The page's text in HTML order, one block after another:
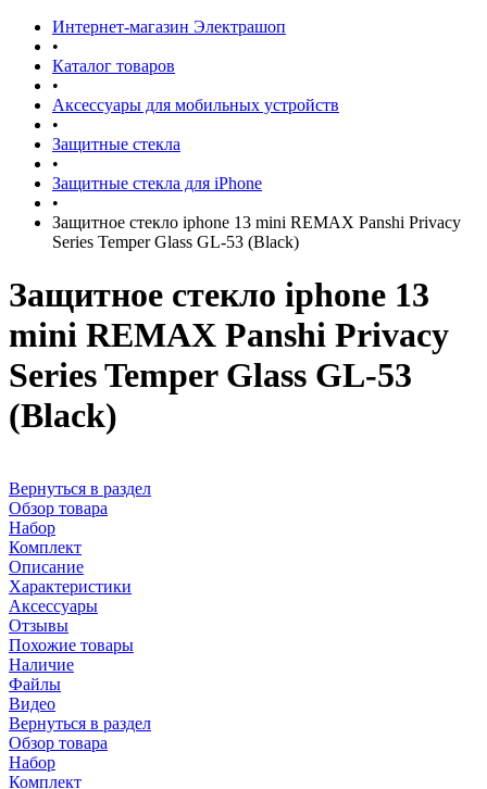
Интернет-магазин Электрашоп
•
Каталог товаров
•
Аксессуары для мобильных устройств
•
Защитные стекла
•
Защитные стекла для iPhone
•
Защитное стекло iphone 13 mini REMAX Panshi Privacy
Series Temper Glass GL-53 (Black)
Защитное стекло iphone 13
mini REMAX Panshi Privacy
Series Temper Glass GL-53
(Black)
Вернуться в раздел
Обзор товара
Набор
Комплект
Описание
Характеристики
Аксессуары
Отзывы
Похожие товары
Наличие
Файлы
Видео
Вернуться в раздел
Обзор товара
Набор
Комплект